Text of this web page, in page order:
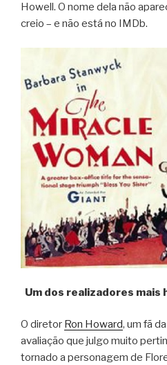
Howell. O nome dela não
creio – e não está no IMDb.
Um dos realizadores mais
O diretor Ron Howard, um fã
avaliação que julgo muito
tornado a personagem de